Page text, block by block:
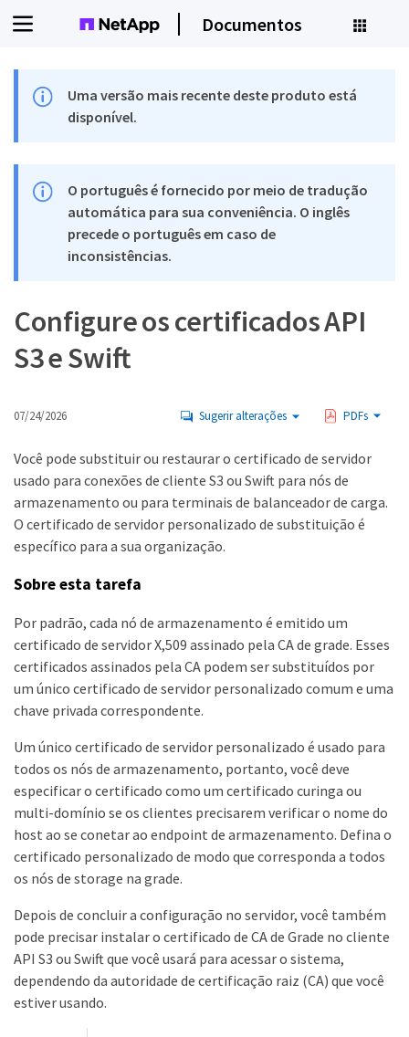
Documentos
Uma versão mais recente deste produto está
disponível.
O português é fornecido por meio de tradução
automática para sua conveniência. O inglês
precede o português em caso de
inconsistências.
Configure os certificados API
S3 e Swift
07/24/2026 Sugerir alterações PDFs
Você pode substituir ou restaurar o certificado de servidor
usado para conexões de cliente S3 ou Swift para nós de
armazenamento ou para terminais de balanceador de carga.
O certificado de servidor personalizado de substituição é
específico para a sua organização.
Sobre esta tarefa
Por padrão, cada nó de armazenamento é emitido um
certificado de servidor X,509 assinado pela CA de grade. Esses
certificados assinados pela CA podem ser substituídos por
um único certificado de servidor personalizado comum e uma
chave privada correspondente.
Um único certificado de servidor personalizado é usado para
todos os nós de armazenamento, portanto, você deve
especificar o certificado como um certificado curinga ou
multi-domínio se os clientes precisarem verificar o nome do
host ao se conetar ao endpoint de armazenamento. Defina o
certificado personalizado de modo que corresponda a todos
os nós de storage na grade.
Depois de concluir a configuração no servidor, você também
pode precisar instalar o certificado de CA de Grade no cliente
API S3 ou Swift que você usará para acessar o sistema,
dependendo da autoridade de certificação raiz (CA) que você
estiver usando.